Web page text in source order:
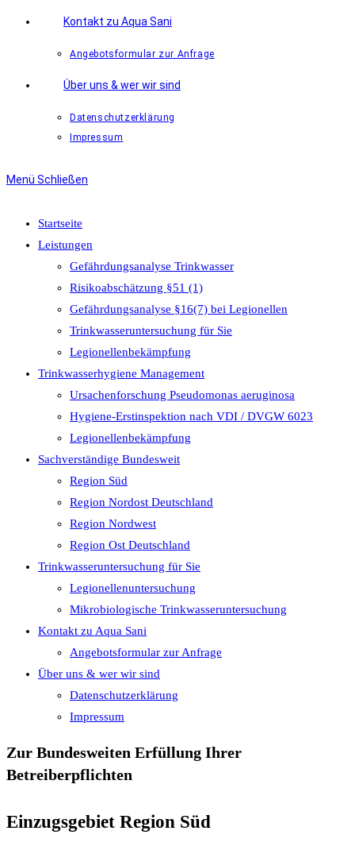
Kontakt zu Aqua Sani
Angebotsformular zur Anfrage
Über uns & wer wir sind
Datenschutzerklärung
Impressum
Menü Schließen
Startseite
Leistungen
Gefährdungsanalyse Trinkwasser
Risikoabschätzung §51 (1)
Gefährdungsanalyse §16(7) bei Legionellen
Trinkwasseruntersuchung für Sie
Legionellenbekämpfung
Trinkwasserhygiene Management
Ursachenforschung Pseudomonas aeruginosa
Hygiene-Erstinspektion nach VDI / DVGW 6023
Legionellenbekämpfung
Sachverständige Bundesweit
Region Süd
Region Nordost Deutschland
Region Nordwest
Region Ost Deutschland
Trinkwasseruntersuchung für Sie
Legionellenuntersuchung
Mikrobiologische Trinkwasseruntersuchung
Kontakt zu Aqua Sani
Angebotsformular zur Anfrage
Über uns & wer wir sind
Datenschutzerklärung
Impressum
Zur Bundesweiten Erfüllung Ihrer
Betreiberpflichten
Einzugsgebiet Region Süd